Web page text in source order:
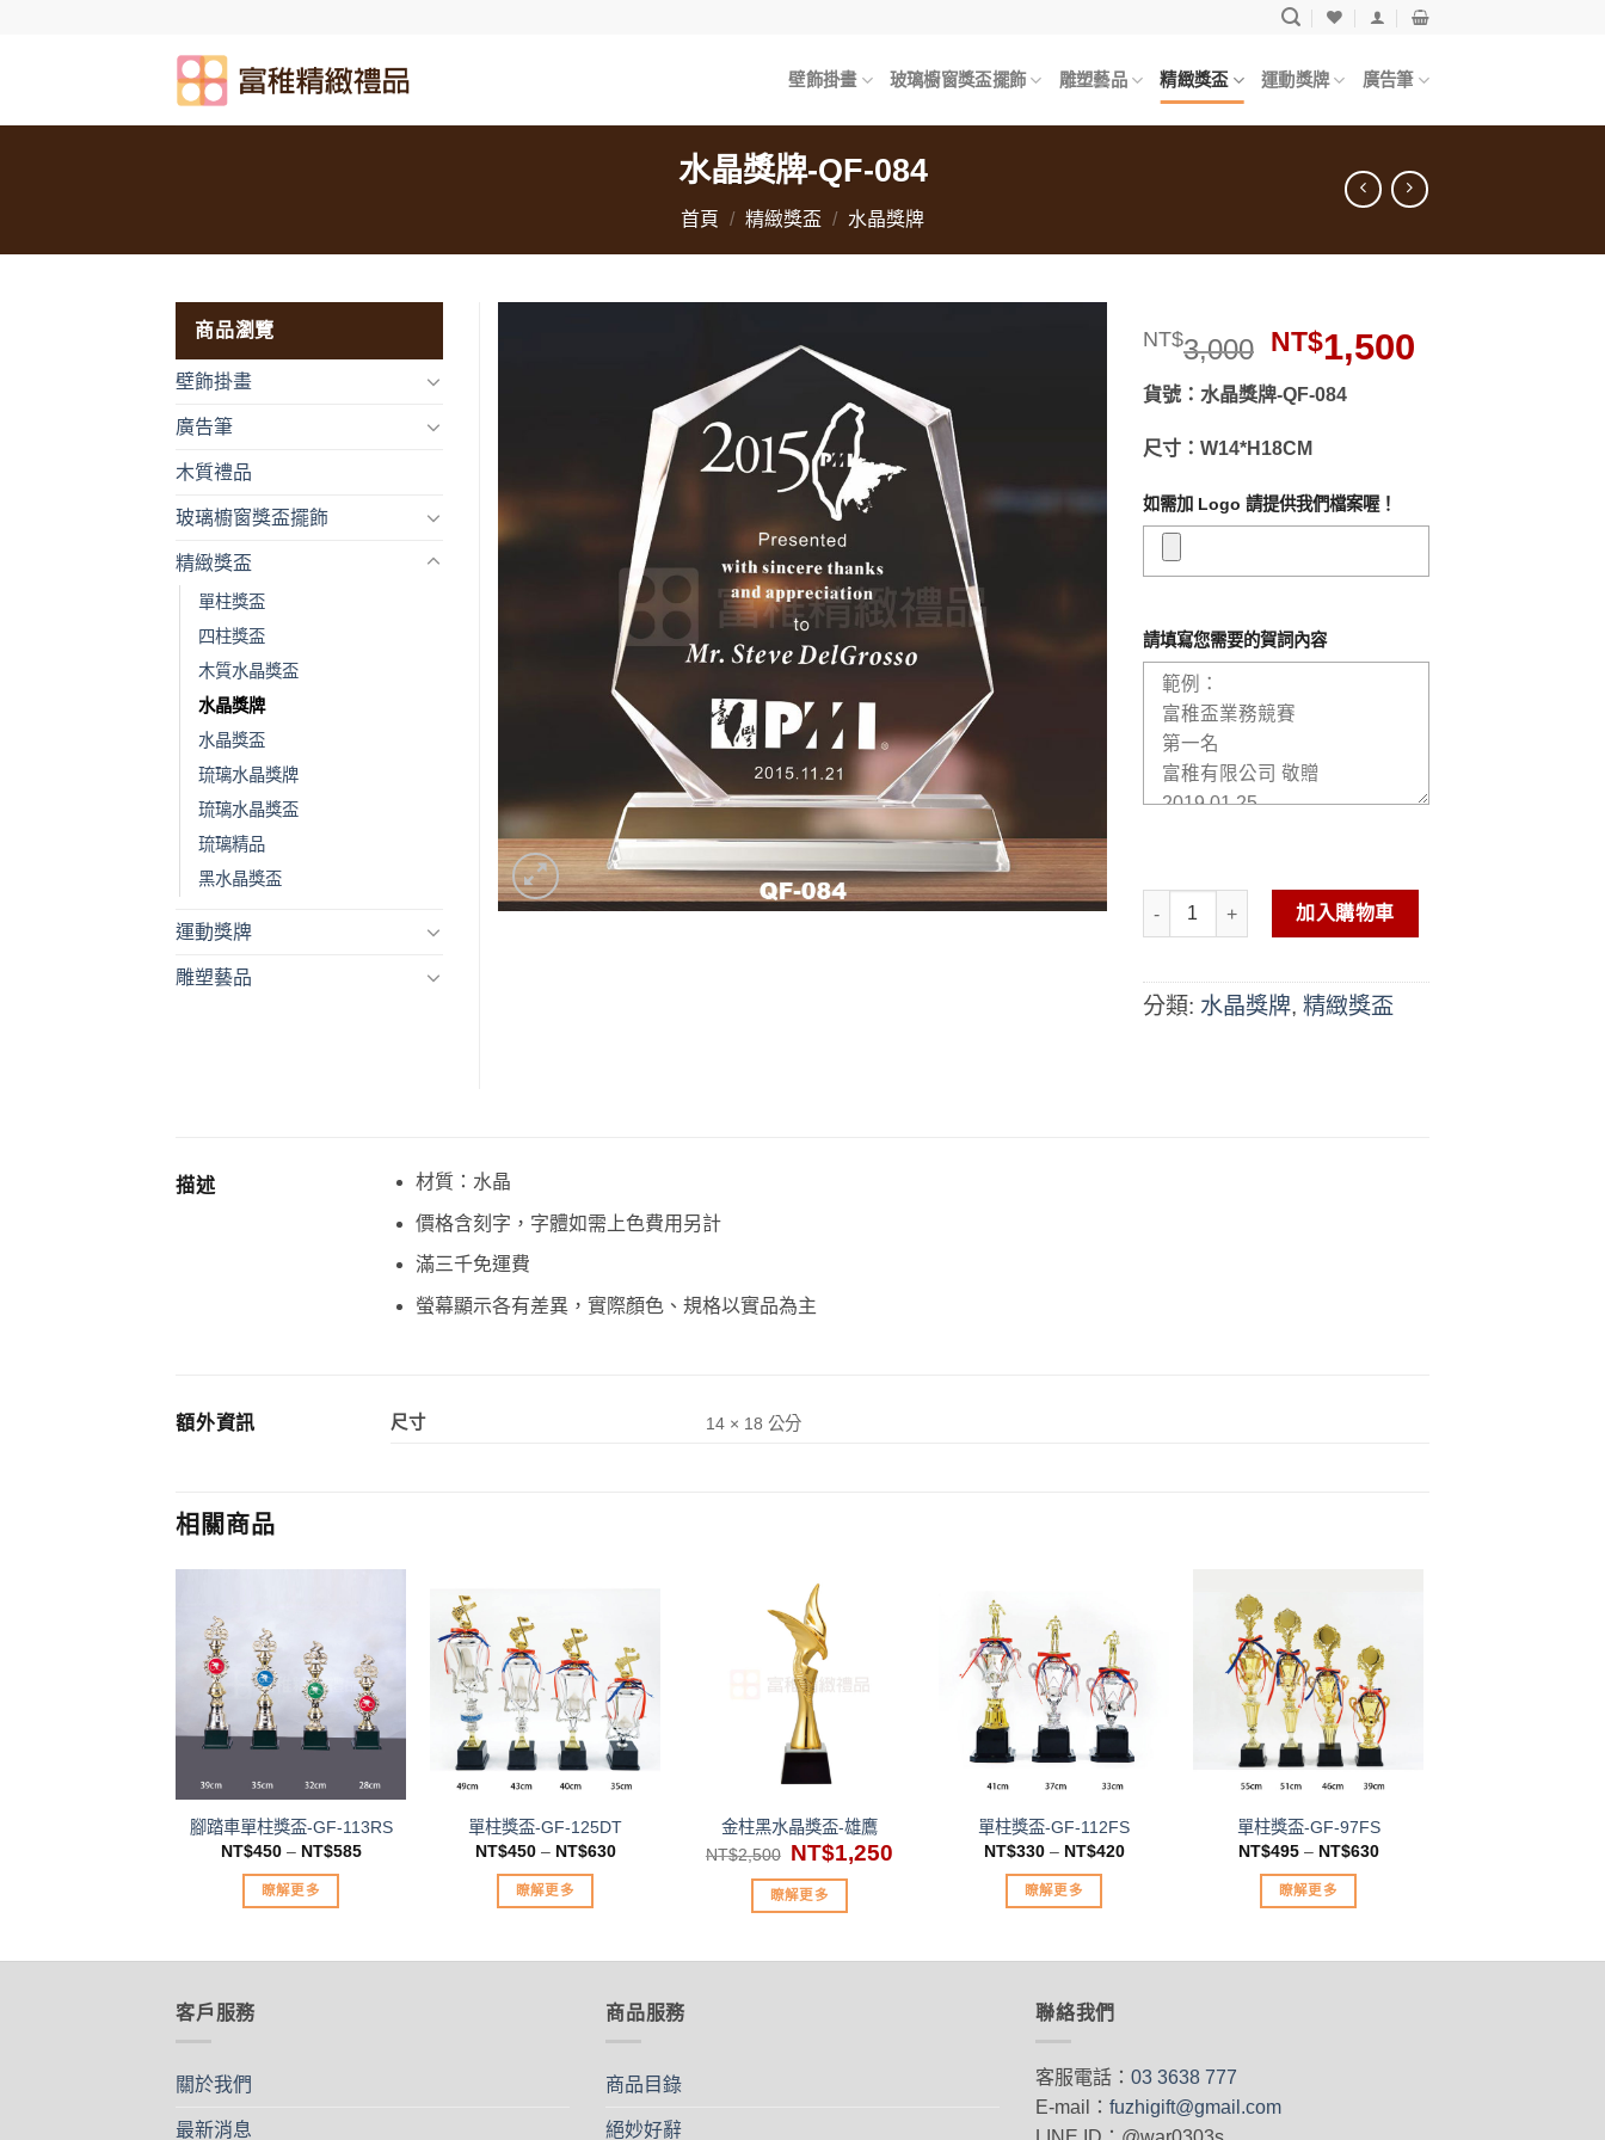
壁飾掛畫 玻璃櫥窗獎盃擺飾 雕塑藝品 精緻獎盃 運動獎牌 廣告筆
水晶獎牌-QF-084
首頁 / 精緻獎盃 / 水晶獎牌
單」
NT$3,000 原
價
NT$3,000。
NT$1,500
貨號：水晶獎牌-QF-084
尺寸：W14*H18CM
如需加 Logo 請提供我們檔案喔！
請填寫您需要的賀詞內容
水晶獎牌-QF-084 數量
加入購物車
分類: 水晶獎牌, 精緻獎盃
商品瀏覽
壁飾掛畫
廣告筆
木質禮品
玻璃櫥窗獎盃擺飾
精緻獎盃
單柱獎盃
四柱獎盃
木質水晶獎盃
水晶獎牌
水晶獎盃
琉璃水晶獎牌
琉璃水晶獎盃
琉璃精品
黑水晶獎盃
運動獎牌
雕塑藝品
描述 材質：水晶
價格含刻字，字體如需上色費用另計
滿三千免運費
螢幕顯示各有差異，實際顏色、規格以實品為主
額外資訊 尺寸 14 × 18 公分
相關商品
加入
「願
望清
單」
腳踏車單柱獎盃-GF-113RS
NT$450– NT$585
瞭解更多
加入
「願
望清
單」
單柱獎盃-GF-125DT
NT$450– NT$630
瞭解更多
加入
金柱黑水晶獎盃-雄鷹
NT$2,500 原
始
價
格：
NT$2,500。
NT$1,250
瞭解更多
加入
「願
望清
單」
單柱獎盃-GF-112FS
NT$330– NT$420
瞭解更多
有
款
式。
加入
「願
望清
單」
單柱獎盃-GF-97FS
NT$495– NT$630
瞭解更多
客戶服務
關於我們
最新消息
商品服務
商品目錄
絕妙好辭
聯絡我們
客服電話： 03 3638 777
E-mail： fuzhigift@gmail.com